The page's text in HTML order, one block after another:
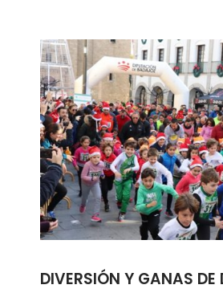
DIVERSIÓN Y GANAS DE